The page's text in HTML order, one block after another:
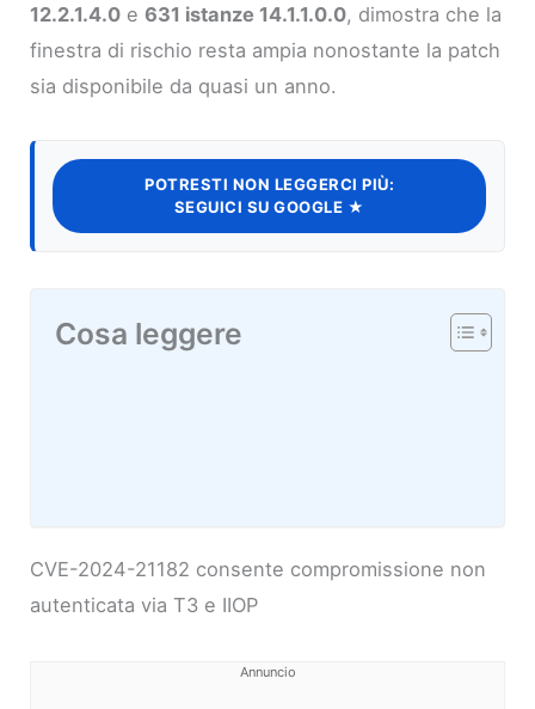
12.2.1.4.0 e631 istanze 14.1.1.0.0, dimostra che la
finestra di rischio resta ampia nonostante la patch
sia disponibile da quasi un anno.
POTRESTI NON LEGGERCI PIÙ:
SEGUICI SU GOOGLE ★
Cosa leggere
CVE-2024-21182 consente compromissione non
autenticata via T3 e IIOP
Annuncio